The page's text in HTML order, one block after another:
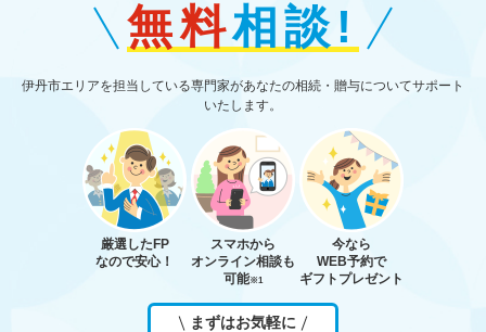
無料相談!
伊丹市エリアを担当している専門家があなたの相続・贈与についてサポート
いたします。
厳選したFP
なので安心！
スマホから
オンライン相談も
可能※1
今なら
WEB予約で
ギフトプレゼント
まずはお気軽に